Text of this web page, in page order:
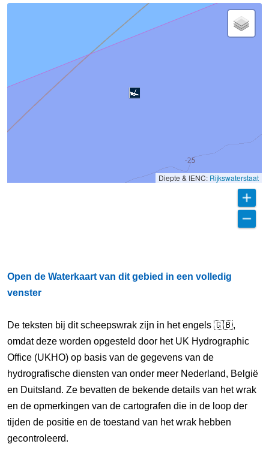
Diepte & IENC: Rijkswaterstaat
Open de Waterkaart van dit gebied in een volledig
venster
De teksten bij dit scheepswrak zijn in het engels 🇬🇧,
omdat deze worden opgesteld door het UK Hydrographic
Office (UKHO) op basis van de gegevens van de
hydrografische diensten van onder meer Nederland, België
en Duitsland. Ze bevatten de bekende details van het wrak
en de opmerkingen van de cartografen die in de loop der
tijden de positie en de toestand van het wrak hebben
gecontroleerd.